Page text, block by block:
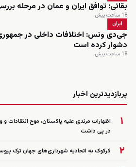
بقائی: توافق ایران و عمان در مرحله
18 ساعت پیش
ایران
جی‌دی ونس: اختلافات داخلی در
دشوار کرده است
18 ساعت پیش
پربازدیدترین اخبار
۱
اظهارات مرندی علیه پاکستان، موج انتقادات
در پی داشت
۲ کرکوک به اتحادیه شهرداری‌های جهان ترک